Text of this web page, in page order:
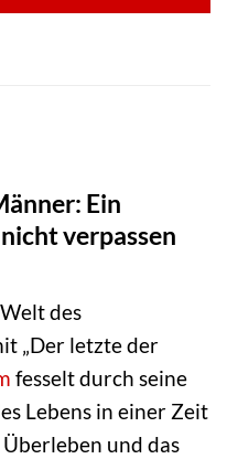
Ein
verpassen
des
„Der letzte der
fesselt durch seine
Lebens in einer Zeit
und das